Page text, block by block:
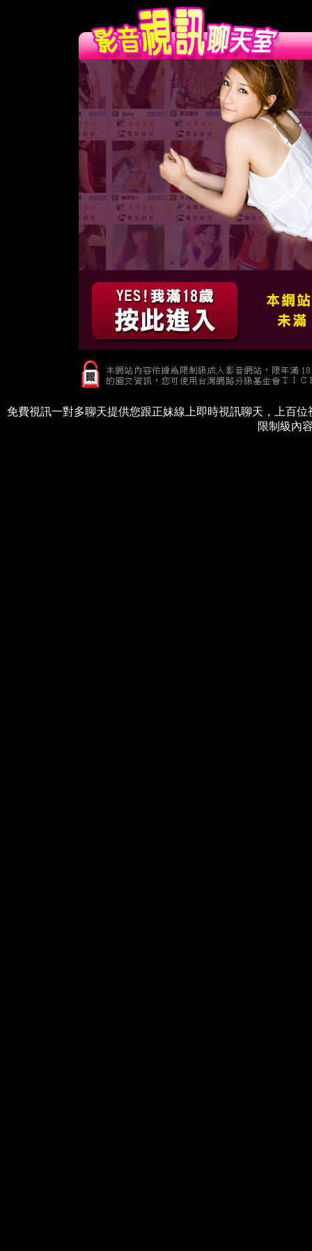
免費視訊一對多聊天提供您跟正妹線上即時視訊聊天，上百
限制級內